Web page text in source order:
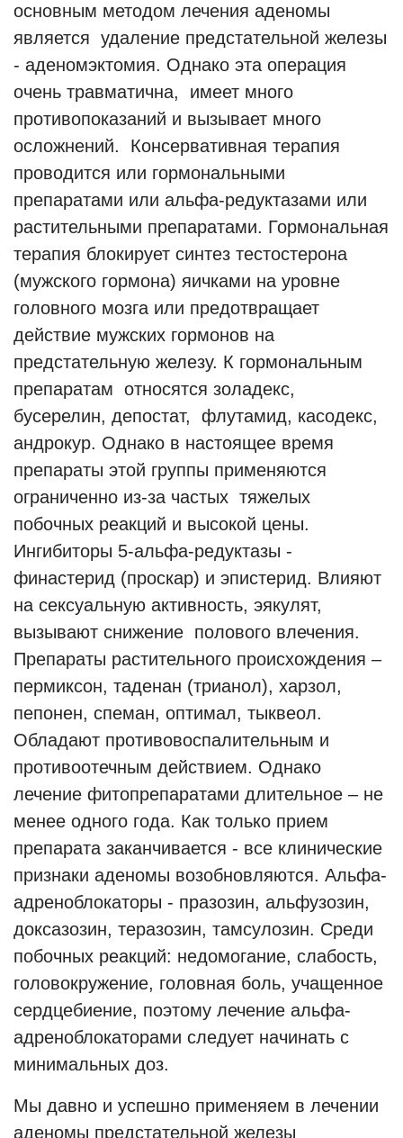
основным методом лечения аденомы
является удаление предстательной железы
- аденомэктомия. Однако эта операция
очень травматична, имеет много
противопоказаний и вызывает много
осложнений. Консервативная терапия
проводится или гормональными
препаратами или альфа-редуктазами или
растительными препаратами. Гормональная
терапия блокирует синтез тестостерона
(мужского гормона) яичками на уровне
головного мозга или предотвращает
действие мужских гормонов на
предстательную железу. К гормональным
препаратам относятся золадекс,
бусерелин, депостат, флутамид, касодекс,
андрокур. Однако в настоящее время
препараты этой группы применяются
ограниченно из-за частых тяжелых
побочных реакций и высокой цены.
Ингибиторы 5-aльфа-редуктазы -
финастерид (проскар) и эпистерид. Влияют
на сексуальную активность, эякулят,
вызывают снижение полового влечения.
Препараты растительного происхождения –
пермиксон, таденан (трианол), харзол,
пепонен, спеман, оптимал, тыквеол.
Обладают противовоспалительным и
противоотечным действием. Однако
лечение фитопрепаратами длительное – не
менее одного года. Как только прием
препарата заканчивается - все клинические
признаки аденомы возобновляются. Альфа-
адреноблокаторы - празозин, альфузозин,
доксазозин, теразозин, тамсулозин. Среди
побочных реакций: недомогание, слабость,
головокружение, головная боль, учащенное
сердцебиение, поэтому лечение aльфа-
адреноблокаторами следует начинать с
минимальных доз.
Мы давно и успешно применяем в лечении
аденомы предстательной железы